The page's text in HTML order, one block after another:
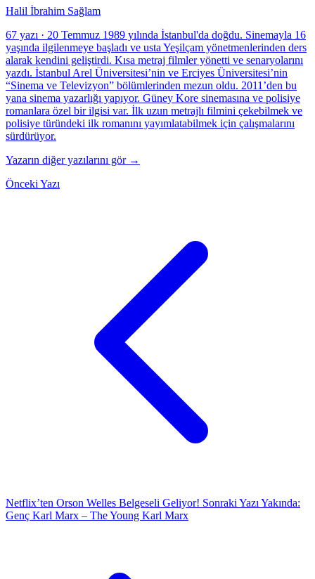
Halil İbrahim Sağlam
67 yazı · 20 Temmuz 1989 yılında İstanbul'da doğdu. Sinemayla 16
yaşında ilgilenmeye başladı ve usta Yeşilçam yönetmenlerinden ders
alarak kendini geliştirdi. Kısa metraj filmler yönetti ve senaryolarını
yazdı. İstanbul Arel Üniversitesi’nin ve Erciyes Üniversitesi’nin
“Sinema ve Televizyon” bölümlerinden mezun oldu. 2011’den bu
yana sinema yazarlığı yapıyor. Güney Kore sinemasına ve polisiye
romanlara özel bir ilgisi var. İlk uzun metrajlı filmini çekebilmek ve
polisiye türündeki ilk romanını yayımlatabilmek için çalışmalarını
sürdürüyor.
Yazarın diğer yazılarını gör →
Önceki Yazı
Netflix’ten Orson Welles Belgeseli Geliyor! Sonraki Yazı Yakında:
Genç Karl Marx – The Young Karl Marx